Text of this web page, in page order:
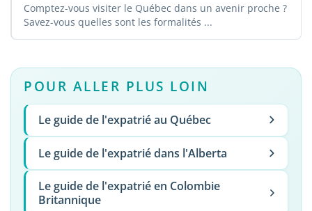
Comptez-vous visiter le Québec dans un avenir proche ?
Savez-vous quelles sont les formalités ...
POUR ALLER PLUS LOIN
Le guide de l'expatrié au Québec
Le guide de l'expatrié dans l'Alberta
Le guide de l'expatrié en Colombie
Britannique